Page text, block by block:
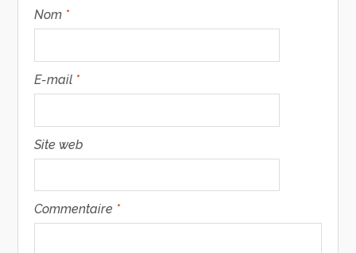
Nom *
E-mail *
Site web
Commentaire *